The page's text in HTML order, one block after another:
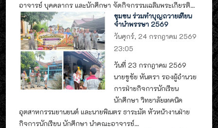
อาจารย์ บุคคลากร และนักศึกษา จัดกิจกรรมเฉลิมพระเกียรติ...
ชุมชน ร่วมทำบุญถวายเทียน
จำนำพรรษา 2569
วันศุกร์, 24 กรกฎาคม 2569
23:05
วันที่ 23 กรกฎาคม 2569
นายชูชัย หันตรา รองผู้อำนวย
การฝ่ายกิจการนักเรียน
นักศึกษา วิทยาลัยเทคนิค
อุตสาหกรรมยานยนต์ และนายพิเนตร ธาระมัต หัวหน้างานฝ่าย
กิจการนักเรียน นักศึกษา นำคณะอาจารย์...